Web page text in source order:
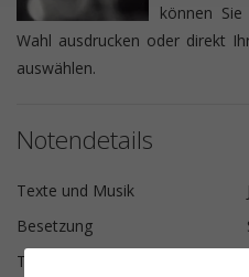
können
Wahl ausdrucken oder direkt
auswählen.
Notendetails
Texte und Musik
Besetzung
Tonart